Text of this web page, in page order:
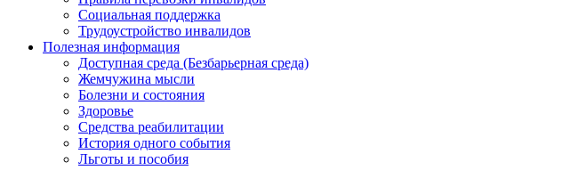
Социальная поддержка
Трудоустройство инвалидов
Полезная информация
Доступная среда (Безбарьерная среда)
Жемчужина мысли
Болезни и состояния
Здоровье
Средства реабилитации
История одного события
Льготы и пособия